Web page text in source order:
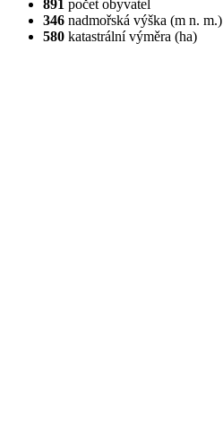
891 počet obyvatel
346 nadmořská výška (m n. m.)
580 katastrální výměra (ha)